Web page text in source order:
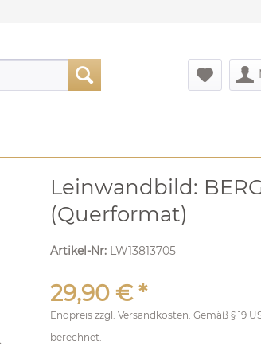
Leinwandbild:
(Querformat)
Artikel-Nr: LW13813705
29,90 € *
Endpreis zzgl.Versandkosten. Gemäß § 19
berechnet.